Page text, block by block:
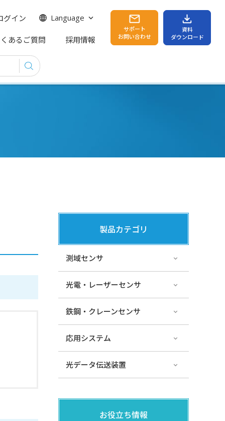
あるご質問 採用情報
グイン Language
サポート
お問い合わせ
資料
ダウンロード
製品カテゴリ
測域センサ
光電・レーザーセンサ
鉄鋼・クレーンセンサ
応用システム
光データ伝送装置
お役立ち情報